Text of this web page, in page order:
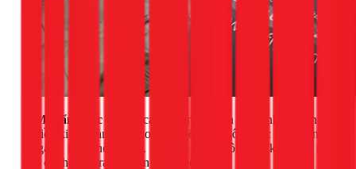
4. Mùi ẩm mốc Độ ẩm cao thường xuyên trong nhà vệ sinh
là điều kiện hoàn hảo cho nấm mốc sinh sôi ở các góc tường,
kẽ gạch, rèm phòng tắm. Mùi ẩm mốc không chỉ khó chịu mà
còn có thể gây ra các vấn đề về hô hấp.